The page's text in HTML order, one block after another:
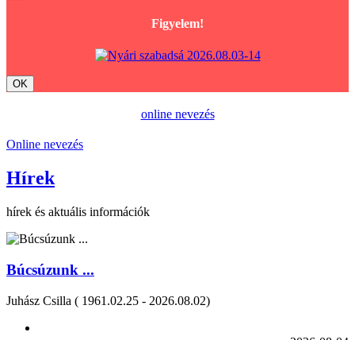
Figyelem!
OK
online nevezés
Online nevezés
Hírek
hírek és aktuális információk
Búcsúzunk ...
Juhász Csilla ( 1961.02.25 - 2026.08.02)